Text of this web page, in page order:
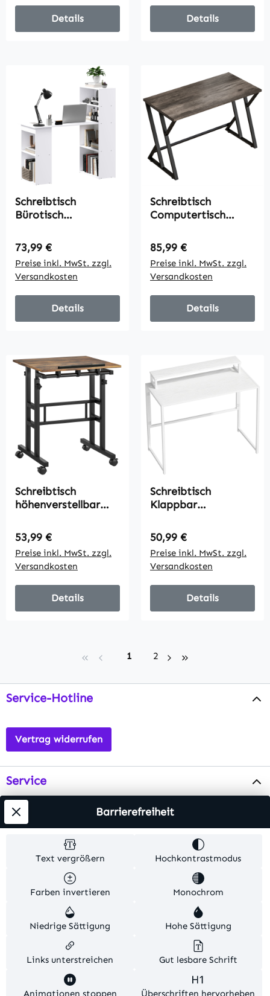
Details
Regalen,
Eichenoptik
Details
Schreibtisch
Bürotisch
Regale, 5
Regalböden, 120 cm
x 55 cm x 120 cm,
Weiß
Regulärer Preis:
73,99 €
Preise inkl. MwSt. zzgl.
Versandkosten
Details
Schreibtisch
Computertisch
mit Z-förmigem
Metallfuß,
Holzoptik,
Industriedesign für
Büro, Grau
Regulärer Preis:
85,99 €
Preise inkl. MwSt. zzgl.
Versandkosten
Details
Schreibtisch
höhenverstellbar
Regal, Rollen,
Computertisch
Rustikal Braun 60 x
60 x 70,5-120 cm
Regulärer Preis:
53,99 €
Preise inkl. MwSt. zzgl.
Versandkosten
Details
Schreibtisch
Klappbar
Monitorhalterung
für Arbeitszimmer
100 x 48 x 87,5 cm
Regulärer Preis:
50,99 €
Preise inkl. MwSt. zzgl.
Versandkosten
Details
Seite
1 Seite
2
Service-Hotline
Vertrag widerrufen
Service
Info
Alle Preise inkl. gesetzl. Mehrwertsteuer zzgl.
Versandkosten . Alle Artikelangaben sind
Herstellerangaben und ohne Gewähr.
© 2026 MKV24 – Alle Rechte vorbehalten. Theme by
TC-Innovations
Text vergrößern Hochkontrastmodus
Farben invertieren Monochrom
Niedrige Sättigung Hohe Sättigung
Links unterstreichen Gut lesbare Schrift
Animationen stoppen Überschriften hervorheben
Barrierefreiheit
Diese Website verwendet Cookies, um eine bestmögliche